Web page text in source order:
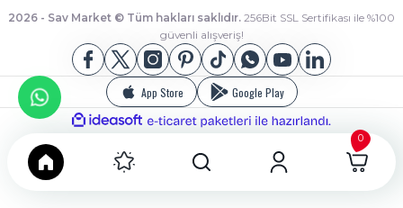
2026 - Sav Market © Tüm hakları saklıdır. 256Bit SSL Sertifikası ile %100
güvenli alışveriş!
App Store Google Play
0
ideasoft
e-
hazırlandı.